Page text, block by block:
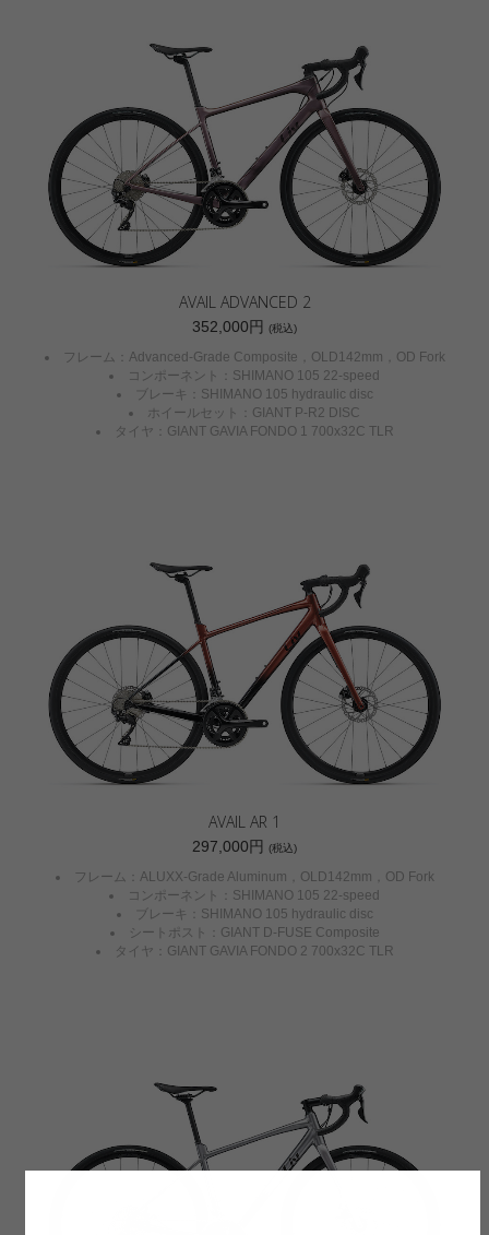
AVAIL ADVANCED 2
352,000円 (税込)
フレーム：Advanced-Grade Composite，OLD142mm，OD Fork
コンポーネント：SHIMANO 105 22-speed
ブレーキ：SHIMANO 105 hydraulic disc
ホイールセット：GIANT P-R2 DISC
タイヤ：GIANT GAVIA FONDO 1 700x32C TLR
AVAIL AR 1
297,000円 (税込)
フレーム：ALUXX-Grade Aluminum，OLD142mm，OD Fork
コンポーネント：SHIMANO 105 22-speed
ブレーキ：SHIMANO 105 hydraulic disc
シートポスト：GIANT D-FUSE Composite
タイヤ：GIANT GAVIA FONDO 2 700x32C TLR